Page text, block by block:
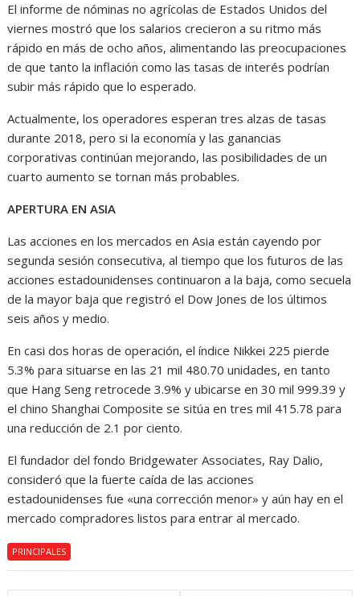
El informe de nóminas no agrícolas de Estados Unidos del
viernes mostró que los salarios crecieron a su ritmo más
rápido en más de ocho años, alimentando las preocupaciones
de que tanto la inflación como las tasas de interés podrían
subir más rápido que lo esperado.
Actualmente, los operadores esperan tres alzas de tasas
durante 2018, pero si la economía y las ganancias
corporativas continúan mejorando, las posibilidades de un
cuarto aumento se tornan más probables.
APERTURA EN ASIA
Las acciones en los mercados en Asia están cayendo por
segunda sesión consecutiva, al tiempo que los futuros de las
acciones estadounidenses continuaron a la baja, como secuela
de la mayor baja que registró el Dow Jones de los últimos
seis años y medio.
En casi dos horas de operación, el índice Nikkei 225 pierde
5.3% para situarse en las 21 mil 480.70 unidades, en tanto
que Hang Seng retrocede 3.9% y ubicarse en 30 mil 999.39 y
el chino Shanghai Composite se sitúa en tres mil 415.78 para
una reducción de 2.1 por ciento.
El fundador del fondo Bridgewater Associates, Ray Dalio,
consideró que la fuerte caída de las acciones
estadounidenses fue «una corrección menor» y aún hay en el
mercado compradores listos para entrar al mercado.
PRINCIPALES